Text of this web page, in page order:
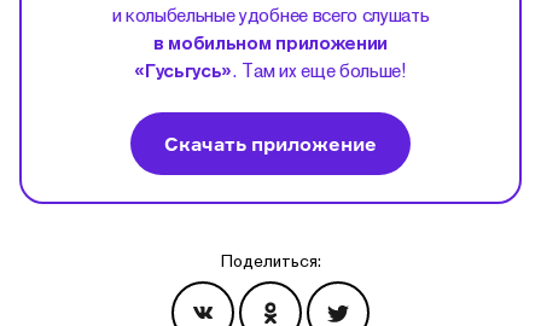
и колыбельные удобнее всего слушать
в мобильном приложении
«Гусьгусь». Там их еще больше!
Скачать приложение
Поделиться: